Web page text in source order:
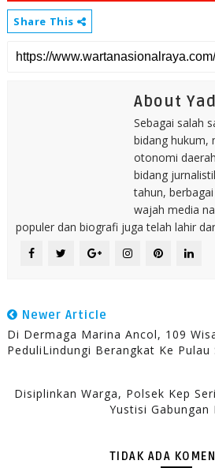
Share This
About
Sebagai salah
bidang hukum,
otonomi
bidang
tahun,
wajah media
populer dan biografi juga telah lahir
Newer Article
Di Dermaga Marina Ancol, 109
PeduliLindungi Berangkat Ke Pulau
Disiplinkan Warga, Polsek Kep
Yustisi Gabungan
TIDAK ADA